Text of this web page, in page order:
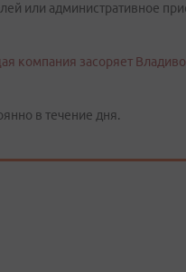
или административное
компания засоряет
в течение дня.